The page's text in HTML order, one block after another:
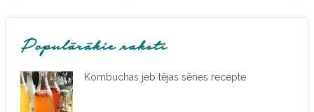
Populārākie raksti
Kombuchas jeb tējas sēnes recepte